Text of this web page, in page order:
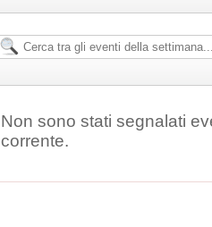
Non sono stati segnalati
corrente.